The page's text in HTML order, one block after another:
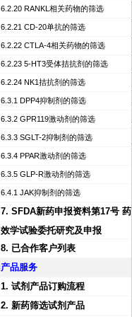
6.2.20 RANKL相关药物的筛选
6.2.21 CD-20单抗的筛选
6.2.22 CTLA-4相关药物的筛选
6.2.23 5-HT3受体拮抗剂的筛选
6.2.24 NK1拮抗剂的筛选
6.3.1 DPP4抑制剂的筛选
6.3.2 GPR119激动剂的筛选
6.3.3 SGLT-2抑制剂的筛选
6.3.4 PPAR激动剂的筛选
6.3.5 GLP-R激动剂的筛选
6.4.1 JAK抑制剂的筛选
7. SFDA新药申报资料第17号 药
效学试验委托研究及申报
8. 已合作客户列表
产品服务
1. 试剂产品订购流程
2. 新药筛选试剂产品